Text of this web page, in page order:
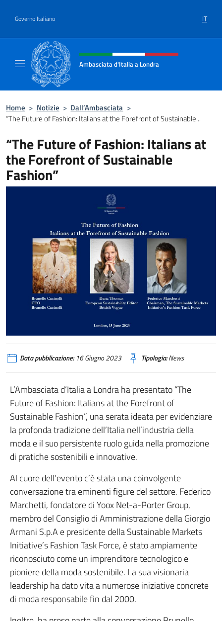
Governo Italiano IT
Intestazione sito, social e menù
Ambasciata d'Italia a Londra
Home > Notizie > Dall’Ambasciata >
“The Future of Fashion: Italians at the Forefront of Sustainable...
“The Future of Fashion: Italians at
the Forefront of Sustainable
Fashion”
Data pubblicazione:16 Giugno 2023 Tipologia:News
L’Ambasciata d’Italia a Londra ha presentato “The
Future of Fashion: Italians at the Forefront of
Sustainable Fashion”, una serata ideata per evidenziare
la profonda tradizione dell’Italia nell’industria della
moda e il suo persistente ruolo guida nella promozione
di pratiche sostenibili e innovative.
Al cuore dell’evento c’è stata una coinvolgente
conversazione tra eminenti figure del settore. Federico
Marchetti, fondatore di Yoox Net-a-Porter Group,
membro del Consiglio di Amministrazione della Giorgio
Armani S.p.A e presidente della Sustainable Markets
Initiative’s Fashion Task Force, è stato ampiamente
riconosciuto come un imprenditore tecnologico e
pioniere della moda sostenibile. La sua visionaria
leadership ha dato vita a numerose iniziative concrete
di moda responsabile fin dal 2000.